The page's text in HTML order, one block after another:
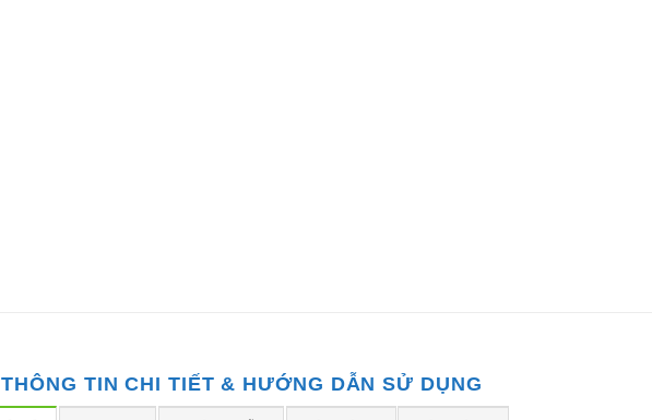
THÔNG TIN CHI TIẾT & HƯỚNG DẪN SỬ DỤNG